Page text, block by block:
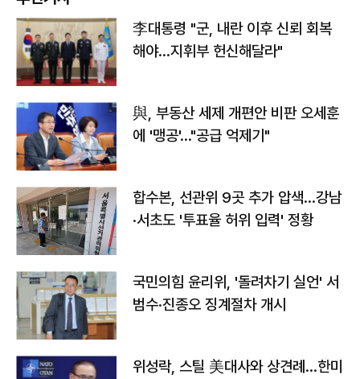
李대통령 "군, 내란 이후 신뢰 회복
해야…지휘부 헌신해달라"
與, 부동산 세제 개편안 비판 오세훈
에 '맹공'…"공급 억제기"
합수본, 선관위 9곳 추가 압색…강남
·서초도 '투표율 허위 입력' 정황
국민의힘 윤리위, '돌려차기 실언' 서
범수·진종오 징계절차 개시
위성락, 스틸 美대사와 상견례…한미